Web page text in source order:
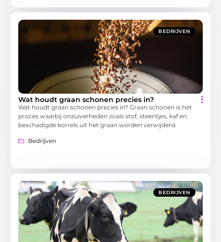
BEDRIJVEN
Wat houdt graan schonen precies in?
Wat houdt graan schonen precies in? Graan schonen is het
proces waarbij onzuiverheden zoals stof, steentjes, kaf en
beschadigde korrels uit het graan worden verwijderd.
Bedrijven
BEDRIJVEN